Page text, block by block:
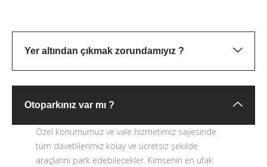
Yer altından çıkmak zorundamıyız ?
Otoparkınız var mı ?
Özel konumumuz ve vale hizmetimiz sayesinde
tüm davetlilerimiz kolay ve ücretsiz şekilde
araçlarını park edebilecekler. Kimsenin en ufak